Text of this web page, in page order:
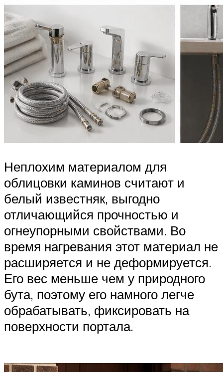
Неплохим материалом для
облицовки каминов считают и
белый известняк, выгодно
отличающийся прочностью и
огнеупорными свойствами. Во
время нагревания этот материал не
расширяется и не деформируется.
Его вес меньше чем у природного
бута, поэтому его намного легче
обрабатывать, фиксировать на
поверхности портала.